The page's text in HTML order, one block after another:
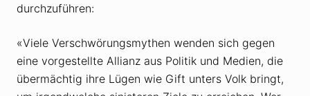
durchzuführen:
«Viele Verschwörungsmythen wenden sich gegen
eine vorgestellte Allianz aus Politik und Medien, die
übermächtig ihre Lügen wie Gift unters Volk bringt,